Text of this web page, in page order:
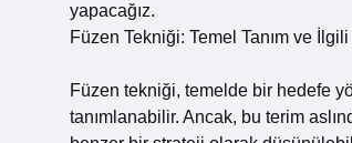
yapacağız.
Füzen Tekniği: Temel Tanım ve
Füzen tekniği, temelde bir hedefe
tanımlanabilir. Ancak, bu terim